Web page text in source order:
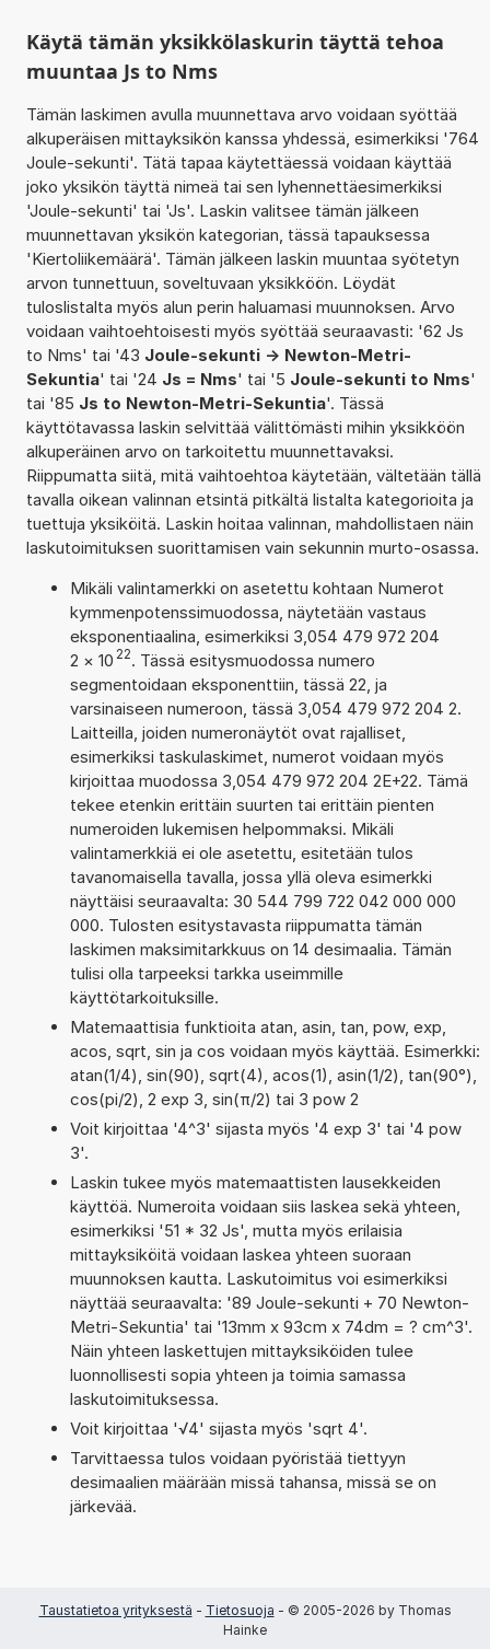
Käytä tämän yksikkölaskurin täyttä tehoa
muuntaa Js to Nms
Tämän laskimen avulla muunnettava arvo voidaan syöttää
alkuperäisen mittayksikön kanssa yhdessä, esimerkiksi '764
Joule-sekunti'. Tätä tapaa käytettäessä voidaan käyttää
joko yksikön täyttä nimeä tai sen lyhennettäesimerkiksi
'Joule-sekunti' tai 'Js'. Laskin valitsee tämän jälkeen
muunnettavan yksikön kategorian, tässä tapauksessa
'Kiertoliikemäärä'. Tämän jälkeen laskin muuntaa syötetyn
arvon tunnettuun, soveltuvaan yksikköön. Löydät
tuloslistalta myös alun perin haluamasi muunnoksen. Arvo
voidaan vaihtoehtoisesti myös syöttää seuraavasti: '62 Js
to Nms' tai '43 Joule-sekunti -> Newton-Metri-
Sekuntia' tai '24 Js = Nms' tai '5 Joule-sekunti to Nms'
tai '85 Js to Newton-Metri-Sekuntia'. Tässä
käyttötavassa laskin selvittää välittömästi mihin yksikköön
alkuperäinen arvo on tarkoitettu muunnettavaksi.
Riippumatta siitä, mitä vaihtoehtoa käytetään, vältetään tällä
tavalla oikean valinnan etsintä pitkältä listalta kategorioita ja
tuettuja yksiköitä. Laskin hoitaa valinnan, mahdollistaen näin
laskutoimituksen suorittamisen vain sekunnin murto-osassa.
Mikäli valintamerkki on asetettu kohtaan Numerot
kymmenpotenssimuodossa, näytetään vastaus
eksponentiaalina, esimerkiksi 3,054 479 972 204
2 × 10 22. Tässä esitysmuodossa numero
segmentoidaan eksponenttiin, tässä 22, ja
varsinaiseen numeroon, tässä 3,054 479 972 204 2.
Laitteilla, joiden numeronäytöt ovat rajalliset,
esimerkiksi taskulaskimet, numerot voidaan myös
kirjoittaa muodossa 3,054 479 972 204 2E+22. Tämä
tekee etenkin erittäin suurten tai erittäin pienten
numeroiden lukemisen helpommaksi. Mikäli
valintamerkkiä ei ole asetettu, esitetään tulos
tavanomaisella tavalla, jossa yllä oleva esimerkki
näyttäisi seuraavalta: 30 544 799 722 042 000 000
000. Tulosten esitystavasta riippumatta tämän
laskimen maksimitarkkuus on 14 desimaalia. Tämän
tulisi olla tarpeeksi tarkka useimmille
käyttötarkoituksille.
Matemaattisia funktioita atan, asin, tan, pow, exp,
acos, sqrt, sin ja cos voidaan myös käyttää. Esimerkki:
atan(1/4), sin(90), sqrt(4), acos(1), asin(1/2), tan(90°),
cos(pi/2), 2 exp 3, sin(π/2) tai 3 pow 2
Voit kirjoittaa '4^3' sijasta myös '4 exp 3' tai '4 pow
3'.
Laskin tukee myös matemaattisten lausekkeiden
käyttöä. Numeroita voidaan siis laskea sekä yhteen,
esimerkiksi '51 * 32 Js', mutta myös erilaisia
mittayksiköitä voidaan laskea yhteen suoraan
muunnoksen kautta. Laskutoimitus voi esimerkiksi
näyttää seuraavalta: '89 Joule-sekunti + 70 Newton-
Metri-Sekuntia' tai '13mm x 93cm x 74dm = ? cm^3'.
Näin yhteen laskettujen mittayksiköiden tulee
luonnollisesti sopia yhteen ja toimia samassa
laskutoimituksessa.
Voit kirjoittaa '√4' sijasta myös 'sqrt 4'.
Tarvittaessa tulos voidaan pyöristää tiettyyn
desimaalien määrään missä tahansa, missä se on
järkevää.
Taustatietoa yrityksestä - Tietosuoja - © 2005-2026 by Thomas
Hainke